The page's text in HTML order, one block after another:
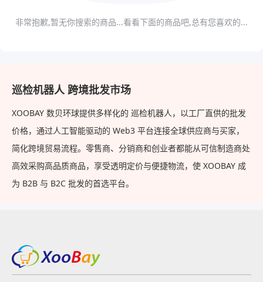
非常抱歉,暂无你搜索的商品...看看下面的商品吧,总有您喜欢的...
巡检机器人 跨境批发市场
XOOBAY 数贝环球提供多样化的 巡检机器人，以工厂直供的批发
价格，通过人工智能驱动的 Web3 平台连接全球供应商与买家，
简化跨境贸易流程。零售商、分销商和创业者都能从可信制造商处
高效采购高品质商品，享受透明定价与便捷物流，使 XOOBAY 成
为 B2B 与 B2C 批发的首选平台。